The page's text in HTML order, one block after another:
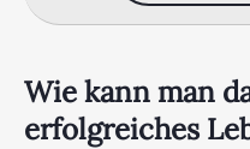
Wie kann man
erfolgreiches